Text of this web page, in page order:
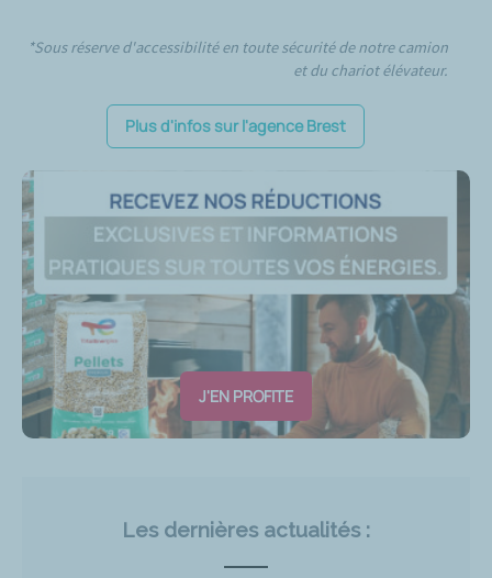
*Sous réserve d'accessibilité en toute sécurité de notre camion
et du chariot élévateur.
Plus d'infos sur l'agence Brest
J'EN PROFITE
Les dernières actualités :